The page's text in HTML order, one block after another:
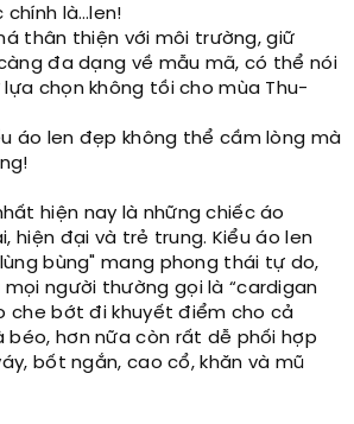
chính là…len!
thân thiện với môi trường, giữ
đa dạng về mẫu mã, có thể nói
chọn không tồi cho mùa Thu-
áo len đẹp không thể cầm lòng mà
hiện nay là những chiếc áo
hiện đại và trẻ trung. Kiểu áo len
bùng" mang phong thái tự do,
người thường gọi là “cardigan
che bớt đi khuyết điểm cho cả
béo, hơn nữa còn rất dễ phối hợp
bốt ngắn, cao cổ, khăn và mũ